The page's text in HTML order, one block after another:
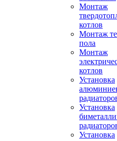
Монтаж
котлов
Монтаж
пола
Монтаж
котлов
Установка
Установка
Установка